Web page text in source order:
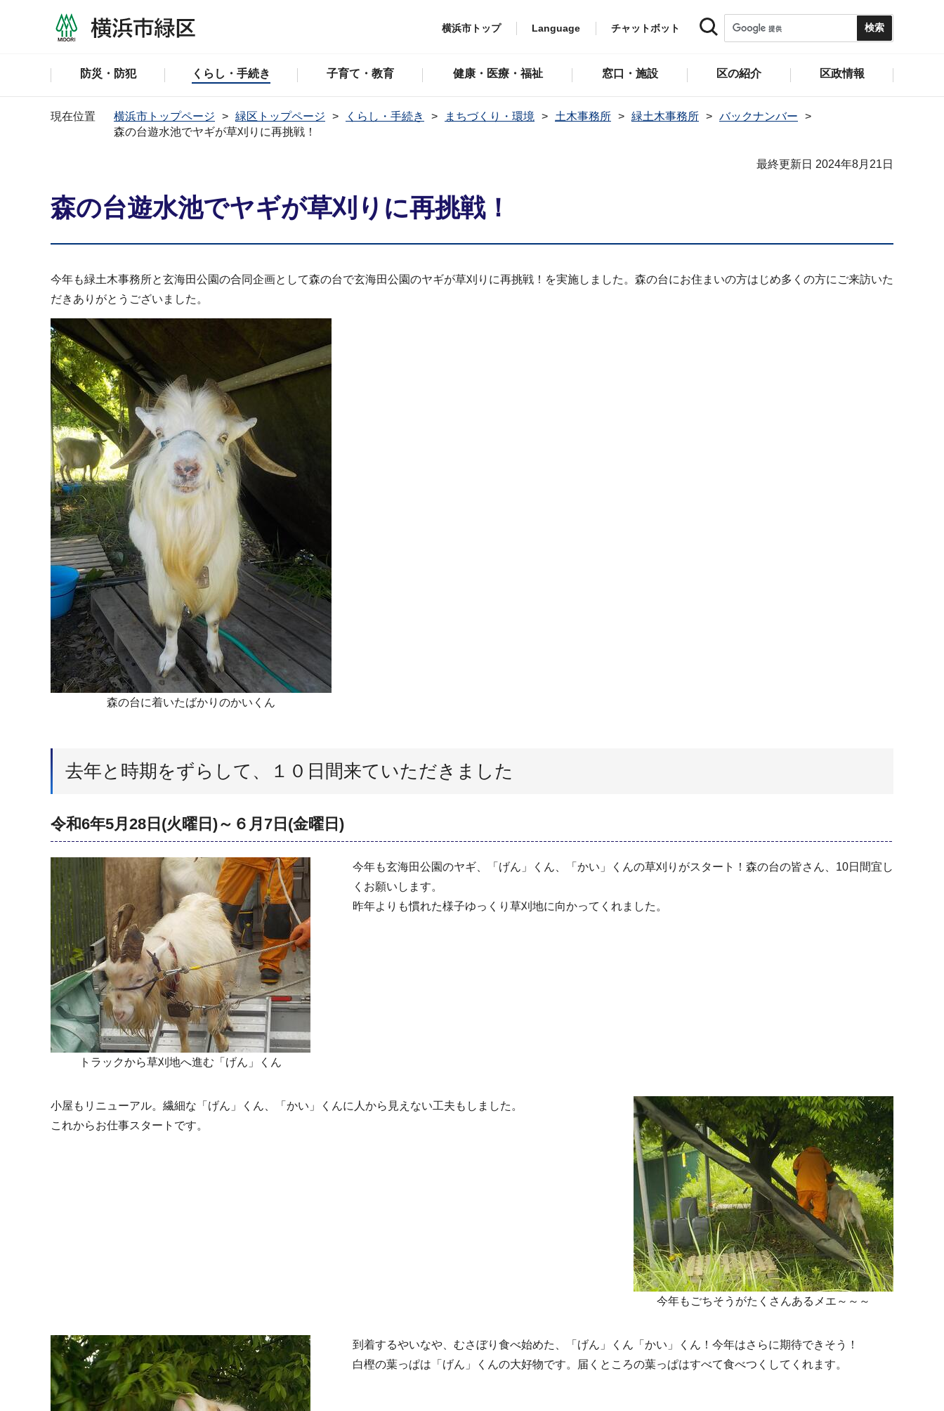
横浜市トップ Language チャットボット
防災・防犯 くらし・手続き 子育て・教育 健康・医療・福祉 窓口・施設 区の紹介 区政情報
現在位置 横浜市トップページ 緑区トップページ くらし・手続き まちづくり・環境 土木事務所 緑土木事務所
バックナンバー
森の台遊水池でヤギが草刈りに再挑戦！
最終更新日 2024年8月21日
森の台遊水池でヤギが草刈りに再挑戦！
今年も緑土木事務所と玄海田公園の合同企画として森の台で玄海田公園のヤギが草刈りに再挑戦！を実施しました。森の台にお住まいの方はじめ多くの方にご来訪いた
だきありがとうございました。
森の台に着いたばかりのかいくん
去年と時期をずらして、１０日間来ていただきました
令和6年5月28日(火曜日)～６月7日(金曜日)
トラックから草刈地へ進む「げん」くん
今年も玄海田公園のヤギ、「げん」くん、「かい」くんの草刈りがスタート！森の台の皆さん、10日間宜し
くお願いします。
昨年よりも慣れた様子ゆっくり草刈地に向かってくれました。
今年もごちそうがたくさんあるメエ～～～
小屋もリニューアル。繊細な「げん」くん、「かい」くんに人から見えない工夫もしました。
これからお仕事スタートです。
到着するやいなや、むさぼり食べ始めた、「げん」くん「かい」くん！今年はさらに期待できそう！
白樫の葉っぱは「げん」くんの大好物です。届くところの葉っぱはすべて食べつくしてくれます。